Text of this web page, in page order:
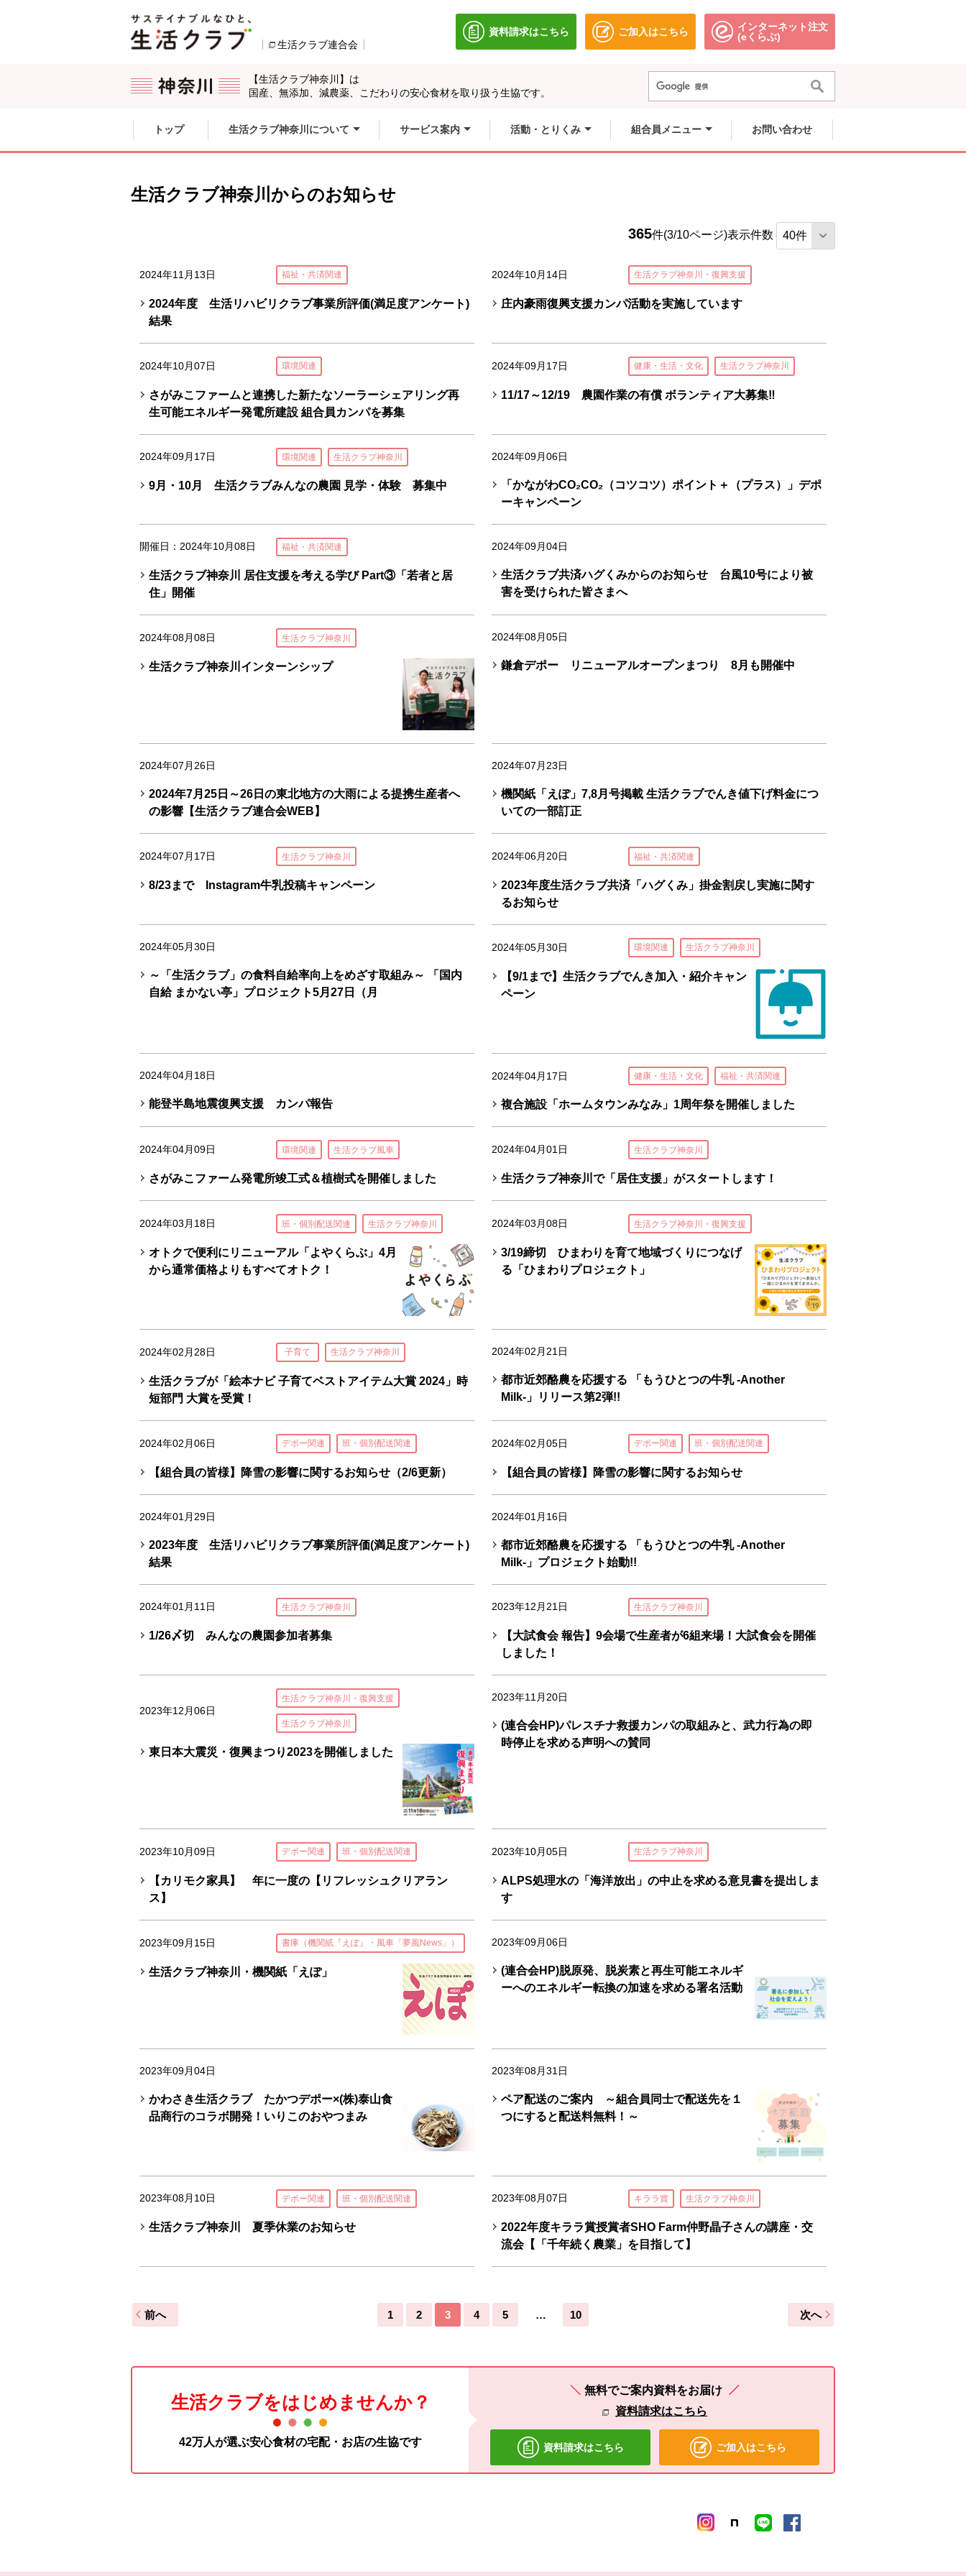
生活クラブ連合会 別のウィンドウで開きます。
資料請求はこちら
別のウィンドウで開きます。ご加入はこちら
別のウィンドウで開きます。
インターネット注文
(eくらぶ)別のウィンドウで開きます。
【生活クラブ神奈川】は
国産、無添加、減農薬、こだわりの安心食材を取り扱う生協です。
別のウィンドウで開きます。
別のウィンドウで開きます。
別のウィンドウで開きます。
ここからサイト内共通メニューです。
サイト内共通メニューをスキップする
トップ 生活クラブ神奈川について サービス案内 活動・とりくみ 組合員メニュー お問い合わせ
生活クラブ神奈川からのお知らせ
365件(3/10ページ)表示件数
2024年11月13日 福祉・共済関連
2024年度 生活リハビリクラブ事業所評価(満足度アンケート)
結果
2024年10月14日 生活クラブ神奈川・復興支援
庄内豪雨復興支援カンパ活動を実施しています
2024年10月07日 環境関連
さがみこファームと連携した新たなソーラーシェアリング再
生可能エネルギー発電所建設 組合員カンパを募集
2024年09月17日 健康・生活・文化 生活クラブ神奈川
11/17～12/19 農園作業の有償 ボランティア大募集‼
2024年09月17日 環境関連 生活クラブ神奈川
9月・10月 生活クラブみんなの農園 見学・体験 募集中
2024年09月06日
「かながわCO₂CO₂（コツコツ）ポイント＋（プラス）」デポ
ーキャンペーン
開催日：2024年10月08日 福祉・共済関連
生活クラブ神奈川 居住支援を考える学び Part③「若者と居
住」開催
2024年09月04日
生活クラブ共済ハグくみからのお知らせ 台風10号により被
害を受けられた皆さまへ
2024年08月08日 生活クラブ神奈川
生活クラブ神奈川インターンシップ
2024年08月05日
鎌倉デポー リニューアルオープンまつり 8月も開催中
2024年07月26日
2024年7月25日～26日の東北地方の大雨による提携生産者へ
の影響【生活クラブ連合会WEB】
2024年07月23日
機関紙「えぽ」7,8月号掲載 生活クラブでんき値下げ料金につ
いての一部訂正
2024年07月17日 生活クラブ神奈川
8/23まで Instagram牛乳投稿キャンペーン
2024年06月20日 福祉・共済関連
2023年度生活クラブ共済「ハグくみ」掛金割戻し実施に関す
るお知らせ
2024年05月30日
～「生活クラブ」の食料自給率向上をめざす取組み～ 「国内
自給 まかない亭」プロジェクト5月27日（月
2024年05月30日 環境関連 生活クラブ神奈川
【9/1まで】生活クラブでんき加入・紹介キャン
ペーン
2024年04月18日
能登半島地震復興支援 カンパ報告
2024年04月17日 健康・生活・文化 福祉・共済関連
複合施設「ホームタウンみなみ」1周年祭を開催しました
2024年04月09日 環境関連 生活クラブ風車
さがみこファーム発電所竣工式＆植樹式を開催しました
2024年04月01日 生活クラブ神奈川
生活クラブ神奈川で「居住支援」がスタートします！
2024年03月18日 班・個別配送関連 生活クラブ神奈川
オトクで便利にリニューアル「よやくらぶ」4月
から通常価格よりもすべてオトク！
2024年03月08日 生活クラブ神奈川・復興支援
3/19締切 ひまわりを育て地域づくりにつなげ
る「ひまわりプロジェクト」
2024年02月28日 子育て 生活クラブ神奈川
生活クラブが「絵本ナビ 子育てベストアイテム大賞 2024」時
短部門 大賞を受賞！
2024年02月21日
都市近郊酪農を応援する 「もうひとつの牛乳 -Another
Milk-」リリース第2弾!!
2024年02月06日 デポー関連 班・個別配送関連
【組合員の皆様】降雪の影響に関するお知らせ（2/6更新）
2024年02月05日 デポー関連 班・個別配送関連
【組合員の皆様】降雪の影響に関するお知らせ
2024年01月29日
2023年度 生活リハビリクラブ事業所評価(満足度アンケート)
結果
2024年01月16日
都市近郊酪農を応援する 「もうひとつの牛乳 -Another
Milk-」プロジェクト始動!!
2024年01月11日 生活クラブ神奈川
1/26〆切 みんなの農園参加者募集
2023年12月21日 生活クラブ神奈川
【大試食会 報告】9会場で生産者が6組来場！大試食会を開催
しました！
2023年12月06日
生活クラブ神奈川・復興支援
生活クラブ神奈川
東日本大震災・復興まつり2023を開催しました
2023年11月20日
(連合会HP)パレスチナ救援カンパの取組みと、武力行為の即
時停止を求める声明への賛同
2023年10月09日 デポー関連 班・個別配送関連
【カリモク家具】 年に一度の【リフレッシュクリアラン
ス】
2023年10月05日 生活クラブ神奈川
ALPS処理水の「海洋放出」の中止を求める意見書を提出しま
す
2023年09月15日 書庫（機関紙『えぽ』・風車「夢風News」）
生活クラブ神奈川・機関紙「えぽ」
2023年09月06日
(連合会HP)脱原発、脱炭素と再生可能エネルギ
ーへのエネルギー転換の加速を求める署名活動
2023年09月04日
かわさき生活クラブ たかつデポー×(株)泰山食
品商行のコラボ開発！いりこのおやつまみ
2023年08月31日
ペア配送のご案内 ～組合員同士で配送先を１
つにすると配送料無料！～
2023年08月10日 デポー関連 班・個別配送関連
生活クラブ神奈川 夏季休業のお知らせ
2023年08月07日 キララ賞 生活クラブ神奈川
2022年度キララ賞授賞者SHO Farm仲野晶子さんの講座・交
流会【「千年続く農業」を目指して】
前へ 1 2 3 4 5 … 10 次へ
生活クラブをはじめませんか？
42万人が選ぶ安心食材の宅配・お店の生協です
無料でご案内資料をお届け
資料請求はこちら
資料請求はこちら ご加入はこちら